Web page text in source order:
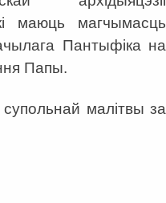
маюць магчымасць
Пантыфіка на
Папы.
малітвы за